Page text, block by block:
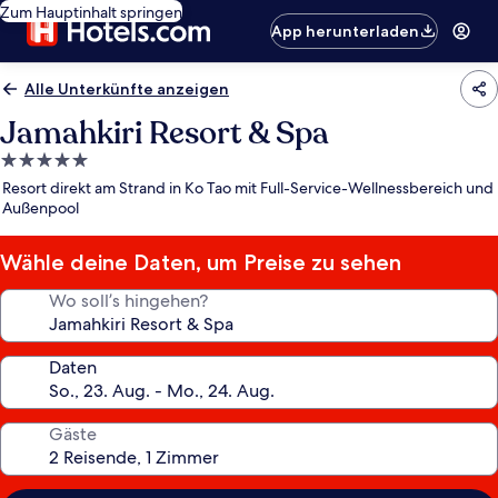
Zum Hauptinhalt springen
App herunterladen
Alle Unterkünfte anzeigen
Jamahkiri Resort & Spa
5.0-
Sterne-
Unterkunft
Resort direkt am Strand in Ko Tao mit Full-Service-Wellnessbereich und
Außenpool
Wähle deine Daten, um Preise zu sehen
Wo soll’s hingehen?
Daten
Gäste